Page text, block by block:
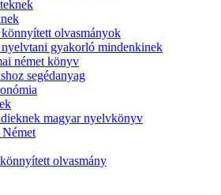
könnyített olvasmányok
nyelvtani gyakorló mindenkinek
német könyv
segédanyag
magyar nyelvkönyv
olvasmány